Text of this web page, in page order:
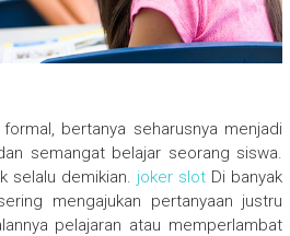
bertanya seharusnya menjadi
semangat belajar seorang siswa.
selalu demikian. joker slot Di banyak
mengajukan pertanyaan justru
pelajaran atau memperlambat